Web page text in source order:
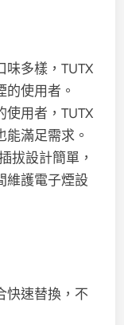
味多樣，TUTX
使用者。
使用者，TUTX
滿足需求。
拔設計簡單，
維護電子煙設
快速替換，不